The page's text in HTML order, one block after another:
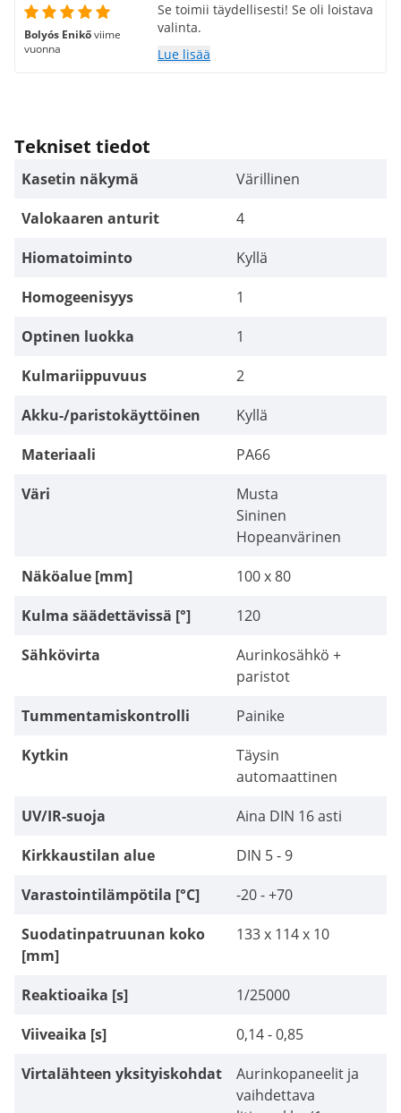
Bolyós Enikőviime
vuonna
Se toimii täydellisesti! Se oli loistava
valinta.
Lue lisää
Tekniset tiedot
Kasetin näkymä
Värillinen
Valokaaren anturit
4
Hiomatoiminto
Kyllä
Homogeenisyys
1
Optinen luokka
1
Kulmariippuvuus
2
Akku-/paristokäyttöinen
Kyllä
Materiaali
PA66
Väri
Musta
Sininen
Hopeanvärinen
Näköalue [mm]
100 x 80
Kulma säädettävissä [°]
120
Sähkövirta
Aurinkosähkö +
paristot
Tummentamiskontrolli
Painike
Kytkin
Täysin
automaattinen
UV/IR-suoja
Aina DIN 16 asti
Kirkkaustilan alue
DIN 5 - 9
Varastointilämpötila [°C]
-20 - +70
Suodatinpatruunan koko
[mm]
133 x 114 x 10
Reaktioaika [s]
1/25000
Viiveaika [s]
0,14 - 0,85
Virtalähteen yksityiskohdat
Aurinkopaneelit ja
vaihdettava